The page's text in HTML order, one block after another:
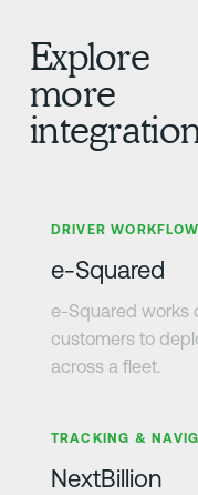
Explore
more
DRIVER
e-Squared
e-Squared works
customers to
across a fleet.
TRACKING &
NextBillion